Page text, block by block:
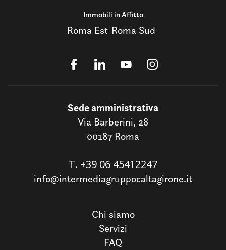
Immobili in Affitto
Roma Est Roma Sud
Sede amministrativa
Via Barberini, 28
00187 Roma
T. +39 06 45412247
info@intermediagruppocaltagirone.it
Chi siamo
Servizi
FAQ